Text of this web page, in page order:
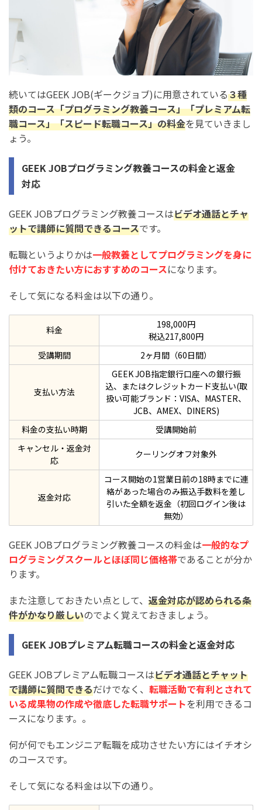
続いてはGEEK JOB(ギークジョブ)に用意されている３種
類のコース「プログラミング教養コース」「プレミアム転
職コース」「スピード転職コース」の料金を見ていきまし
ょう。
GEEK JOBプログラミング教養コースの料金と返金
対応
GEEK JOBプログラミング教養コースはビデオ通話とチャ
ットで講師に質問できるコースです。
転職というよりかは一般教養としてプログラミングを身に
付けておきたい方におすすめのコースになります。
そして気になる料金は以下の通り。
料金
198,000円
税込217,800円
受講期間
2ヶ月間（60日間）
支払い方法
GEEK JOB指定銀行口座への銀行振
込、またはクレジットカード支払い(取
扱い可能ブランド：VISA、MASTER、
JCB、AMEX、DINERS)
料金の支払い時期
受講開始前
キャンセル・返金対
応
クーリングオフ対象外
返金対応
コース開始の1営業日前の18時までに連
絡があった場合のみ振込手数料を差し
引いた全額を返金（初回ログイン後は
無効）
GEEK JOBプログラミング教養コースの料金は一般的なプ
ログラミングスクールとほぼ同じ価格帯であることが分か
ります。
また注意しておきたい点として、 返金対応が認められる条
件がかなり厳しいのでよく覚えておきましょう。
GEEK JOBプレミアム転職コースの料金と返金対応
GEEK JOBプレミアム転職コースはビデオ通話とチャット
で講師に質問できるだけでなく、 転職活動で有利とされて
いる成果物の作成や徹底した転職サポートを利用できるコ
ースになります。。
何が何でもエンジニア転職を成功させたい方にはイチオシ
のコースです。
そして気になる料金は以下の通り。